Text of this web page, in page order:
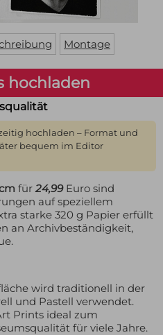
Montage
hochladen
hochladen – Format und
bequem im Editor
für 24,99Euro sind
auf speziellem
starke 320 g Papier erfüllt
an Archivbeständigkeit,
wird traditionell in der
und Pastell verwendet.
Prints ideal zum
für viele Jahre.